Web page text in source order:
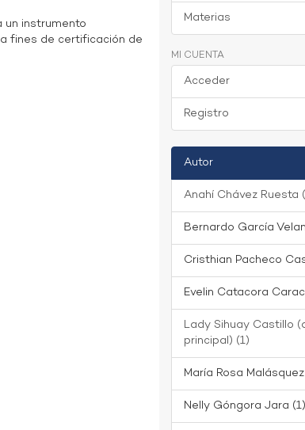
un instrumento
fines de certificación de
Materias
MI CUENTA
Acceder
Registro
Autor
Anahí Chávez Ruesta
Bernardo García
Cristhian Pacheco
Evelin Catacora
Lady Sihuay Castillo
principal) (1)
María Rosa
Nelly Góngora Jara (1)